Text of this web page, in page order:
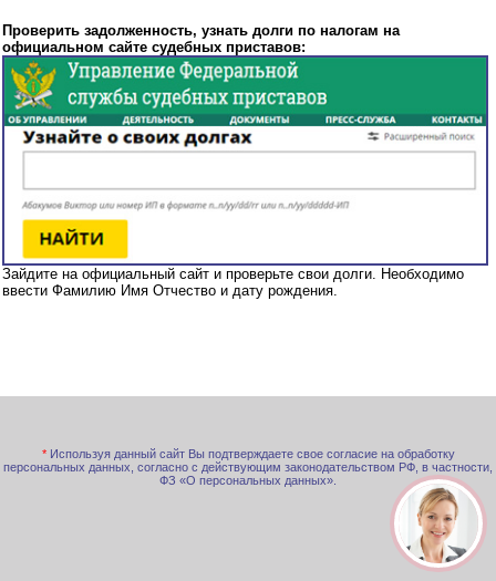
Проверить задолженность, узнать долги по налогам на
официальном сайте судебных приставов:
Зайдите на официальный сайт и проверьте свои долги. Необходимо
ввести Фамилию Имя Отчество и дату рождения.
* Используя данный сайт Вы подтверждаете свое согласие на обработку
персональных данных, согласно с действующим законодательством РФ, в частности,
ФЗ «О персональных данных».